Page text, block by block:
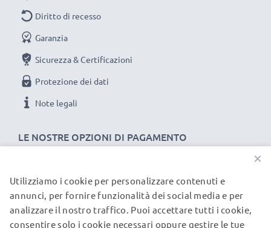
LE NOSTRE OPZIONI DI PAGAMENTO
Diritto di recesso
Garanzia
Sicurezza & Certificazioni
Protezione dei dati
Note legali
I NOSTRI PARTNER DI SPEDIZIONE
×
Utilizziamo i cookie per personalizzare contenuti e
annunci, per fornire funzionalità dei social media e per
analizzare il nostro traffico. Puoi accettare tutti i cookie,
consentire solo i cookie necessari oppure gestire le tue